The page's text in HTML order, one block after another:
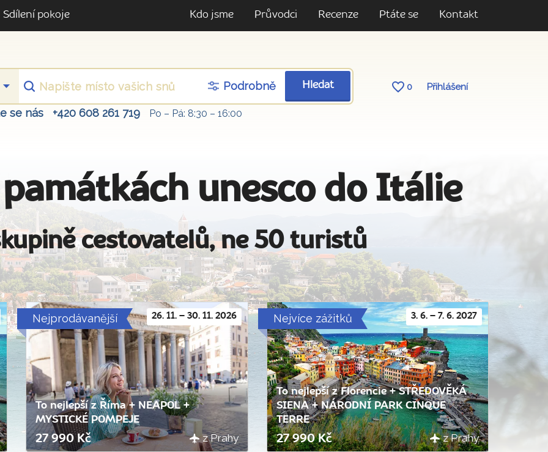
Sdílení pokoje Kdo jsme Průvodci Recenze Ptáte se Kontakt
Podrobně Hledat 0 Přihlášení
se nás +420 608 261 719 Po – Pá: 8:30 – 16:00
unesco do Itálie
cestovatelů, ne 50 turistů
26. 11. – 30. 11. 2026
Nejprodávanější
To nejlepší z Říma + NEAPOL +
MYSTICKÉ POMPEJE
27 990 Kč z Prahy
3. 6. – 7. 6. 2027
Nejvíce zážitků
To nejlepší z Florencie + STŘEDOVĚKÁ
SIENA + NÁRODNÍ PARK CINQUE
TERRE
27 990 Kč z Prahy